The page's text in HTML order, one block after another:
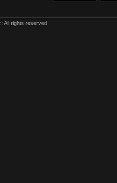
:: All rights reserved